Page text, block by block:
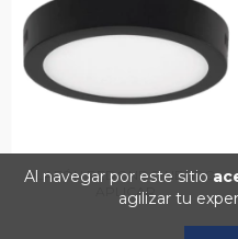
Al navegar por este sitio
agilizar tu
PLAFÓN REDONDO NEGRO -
APLICAR